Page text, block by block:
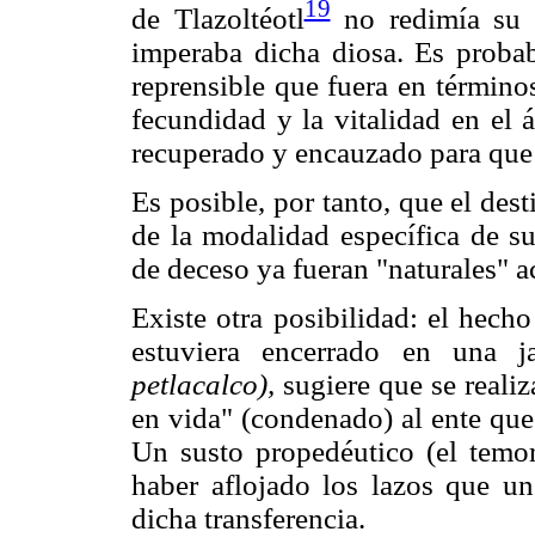
de Tlazoltéotl19no redimía su
imperaba dicha diosa. Es
reprensible que fuera en
fecundidad y la vitalidad en el
recuperado y encauzado para
Es posible, por tanto, que el
de la modalidad específica de
de deceso ya fueran "naturales"
Existe otra posibilidad: el
estuviera encerrado en
petlacalco), sugiere que se
en vida" (condenado) al ente
Un susto propedéutico (el
haber aflojado los lazos que
dicha transferencia.